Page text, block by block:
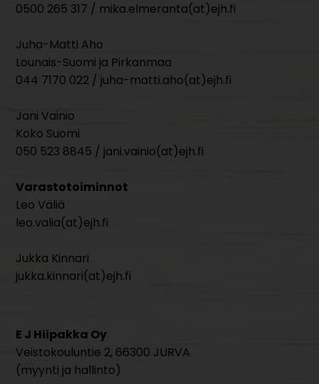
0500 265 317 / mika.elmeranta(at)ejh.fi
Juha-Matti Aho
Lounais-Suomi ja Pirkanmaa
044 7170 022 / juha-matti.aho(at)ejh.fi
Jani Vainio
Koko Suomi
050 523 8845 / jani.vainio(at)ejh.fi
Varastotoiminnot
Leo Väliä
leo.valia(at)ejh.fi
Jukka Kinnari
jukka.kinnari(at)ejh.fi
E J Hiipakka Oy
Veistokouluntie 2, 66300 JURVA
(myynti ja hallinto)